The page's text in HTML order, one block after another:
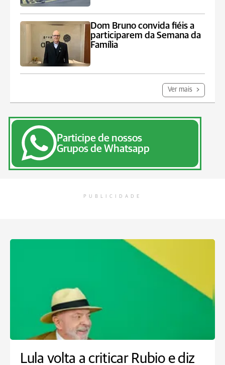
Dom Bruno convida fiéis a
participarem da Semana da
Família
Ver mais
Participe de nossos
Grupos de Whatsapp
PUBLICIDADE
Lula volta a criticar Rubio e diz